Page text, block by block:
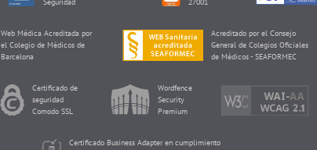
Seguridad
27001
Web Médica Acreditada por
el Colegio de Médicos de
Barcelona
Acreditado por el Consejo
General de Colegios Oficiales
de Médicos - SEAFORMEC
Certificado de
seguridad
Comodo SSL
Wordfence
Security
Premium
Certificado Business Adapter en cumplimiento